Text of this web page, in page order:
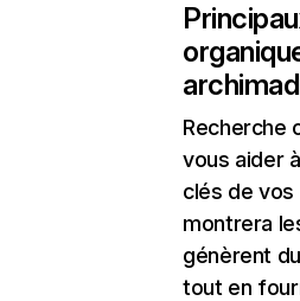
Recherche
vous aider
clés de
montrera
génèrent
tout en